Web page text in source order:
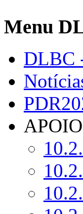
Menu
DLBC